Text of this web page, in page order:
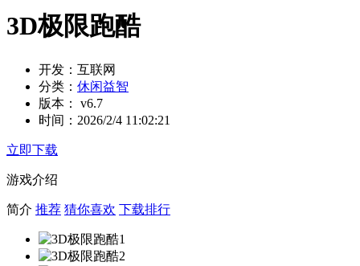
3D极限跑酷
开发： 互联网
分类： 休闲益智
版本：
v6.7
时间： 2026/2/4 11:02:21
立即下载
游戏介绍
简介 推荐 猜你喜欢 下载排行